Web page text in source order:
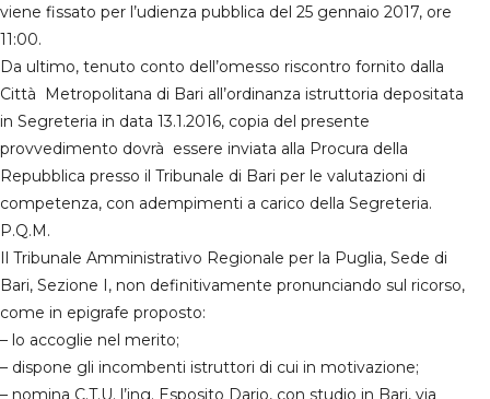
viene fissato per l’udienza pubblica del 25 gennaio 2017, ore
11:00.
Da ultimo, tenuto conto dell’omesso riscontro fornito dalla
Città Metropolitana di Bari all’ordinanza istruttoria depositata
in Segreteria in data 13.1.2016, copia del presente
provvedimento dovrà essere inviata alla Procura della
Repubblica presso il Tribunale di Bari per le valutazioni di
competenza, con adempimenti a carico della Segreteria.
P.Q.M.
Il Tribunale Amministrativo Regionale per la Puglia, Sede di
Bari, Sezione I, non definitivamente pronunciando sul ricorso,
come in epigrafe proposto:
– lo accoglie nel merito;
– dispone gli incombenti istruttori di cui in motivazione;
– nomina C.T.U. l’ing. Esposito Dario, con studio in Bari, via